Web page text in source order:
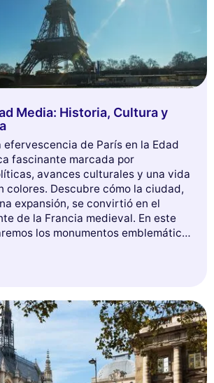
Media: Historia, Cultura y
efervescencia de París en la Edad
fascinante marcada por
avances culturales y una vida
colores. Descubre cómo la ciudad,
expansión, se convirtió en el
de la Francia medieval. En este
los monumentos emblemáticos,
así como los personajes
este período. Prepárate
una historia. No te pierdas esta
más sobre París, la ciudad
inicios.